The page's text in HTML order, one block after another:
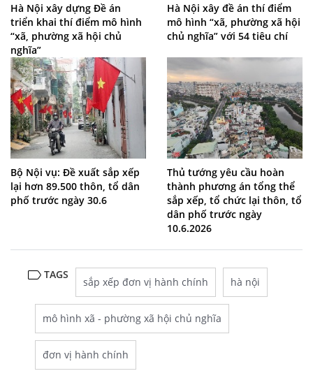
Hà Nội xây dựng Đề án
triển khai thí điểm mô hình
“xã, phường xã hội chủ
nghĩa”
Hà Nội xây đề án thí điểm
mô hình “xã, phường xã hội
chủ nghĩa” với 54 tiêu chí
Bộ Nội vụ: Đề xuất sắp xếp
lại hơn 89.500 thôn, tổ dân
phố trước ngày 30.6
Thủ tướng yêu cầu hoàn
thành phương án tổng thể
sắp xếp, tổ chức lại thôn, tổ
dân phố trước ngày
10.6.2026
TAGS
sắp xếp đơn vị hành chính hà nội
mô hình xã - phường xã hội chủ nghĩa
đơn vị hành chính